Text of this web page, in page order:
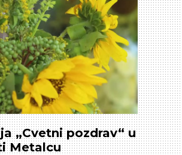
„Cvetni pozdrav“ u
Metalcu